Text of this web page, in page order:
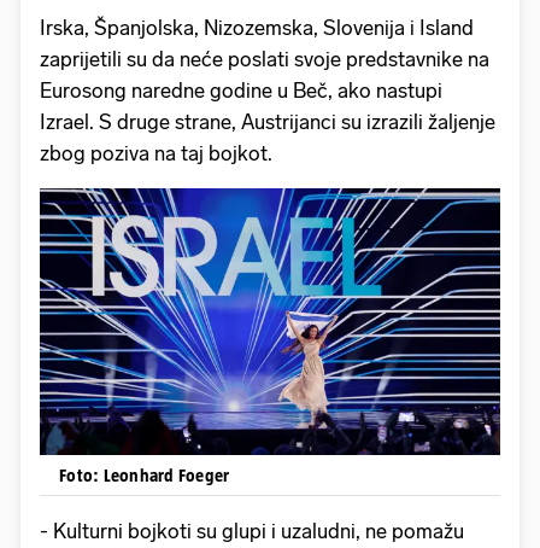
Irska, Španjolska, Nizozemska, Slovenija i Island
zaprijetili su da neće poslati svoje predstavnike na
Eurosong naredne godine u Beč, ako nastupi
Izrael. S druge strane, Austrijanci su izrazili žaljenje
zbog poziva na taj bojkot.
Foto: Leonhard Foeger
- Kulturni bojkoti su glupi i uzaludni, ne pomažu